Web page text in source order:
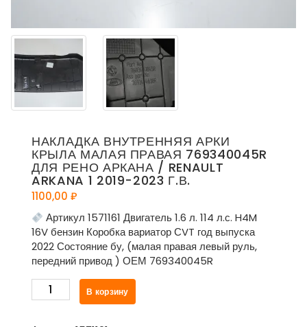
НАКЛАДКА ВНУТРЕННЯЯ АРКИ
КРЫЛА МАЛАЯ ПРАВАЯ 769340045R
ДЛЯ РЕНО АРКАНА / RENAULT
ARKANA 1 2019-2023 Г.В.
1100,00 ₽
Артикул 1571161 Двигатель 1.6 л. 114 л.с. H4M
16V бензин Коробка вариатор СVT год выпуска
2022 Состояние бу, (малая правая левый руль,
передний привод ) ОЕМ 769340045R
Количество
товара
В корзину